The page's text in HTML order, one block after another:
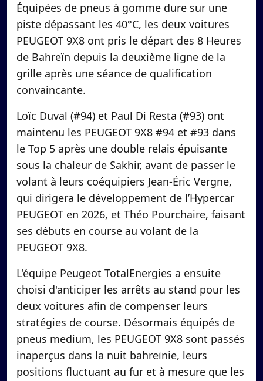
Équipées de pneus à gomme dure sur une
piste dépassant les 40°C, les deux voitures
PEUGEOT 9X8 ont pris le départ des 8 Heures
de Bahreïn depuis la deuxième ligne de la
grille après une séance de qualification
convaincante.
Loïc Duval (#94) et Paul Di Resta (#93) ont
maintenu les PEUGEOT 9X8 #94 et #93 dans
le Top 5 après une double relais épuisante
sous la chaleur de Sakhir, avant de passer le
volant à leurs coéquipiers Jean-Éric Vergne,
qui dirigera le développement de l’Hypercar
PEUGEOT en 2026, et Théo Pourchaire, faisant
ses débuts en course au volant de la
PEUGEOT 9X8.
L'équipe Peugeot TotalEnergies a ensuite
choisi d'anticiper les arrêts au stand pour les
deux voitures afin de compenser leurs
stratégies de course. Désormais équipés de
pneus medium, les PEUGEOT 9X8 sont passés
inaperçus dans la nuit bahreïnie, leurs
positions fluctuant au fur et à mesure que les